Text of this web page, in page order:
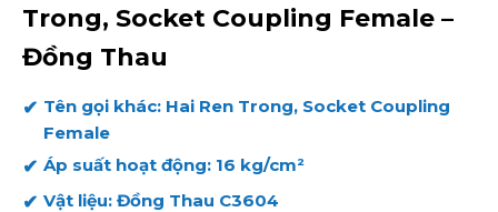
Trong, Socket Coupling Female –
Đồng Thau
Tên gọi khác: Hai Ren Trong, Socket Coupling
Female
Áp suất hoạt động: 16 kg/cm²
Vật liệu: Đồng Thau C3604